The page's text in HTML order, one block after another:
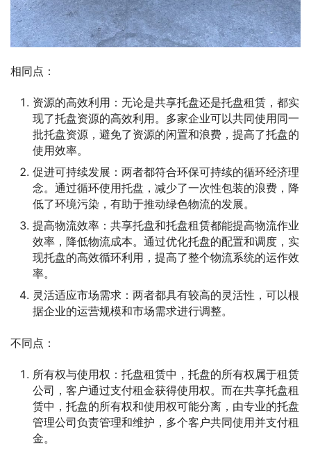
相同点：
资源的高效利用：无论是共享托盘还是托盘租赁，都实
现了托盘资源的高效利用。多家企业可以共同使用同一
批托盘资源，避免了资源的闲置和浪费，提高了托盘的
使用效率。
促进可持续发展：两者都符合环保可持续的循环经济理
念。通过循环使用托盘，减少了一次性包装的浪费，降
低了环境污染，有助于推动绿色物流的发展。
提高物流效率：共享托盘和托盘租赁都能提高物流作业
效率，降低物流成本。通过优化托盘的配置和调度，实
现托盘的高效循环利用，提高了整个物流系统的运作效
率。
灵活适应市场需求：两者都具有较高的灵活性，可以根
据企业的运营规模和市场需求进行调整。
不同点：
所有权与使用权：托盘租赁中，托盘的所有权属于租赁
公司，客户通过支付租金获得使用权。而在共享托盘租
赁中，托盘的所有权和使用权可能分离，由专业的托盘
管理公司负责管理和维护，多个客户共同使用并支付租
金。